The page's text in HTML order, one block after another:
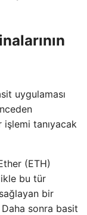
uygulaması
işlemi tanıyacak
(ETH)
bu tür
bir
Daha sonra basit